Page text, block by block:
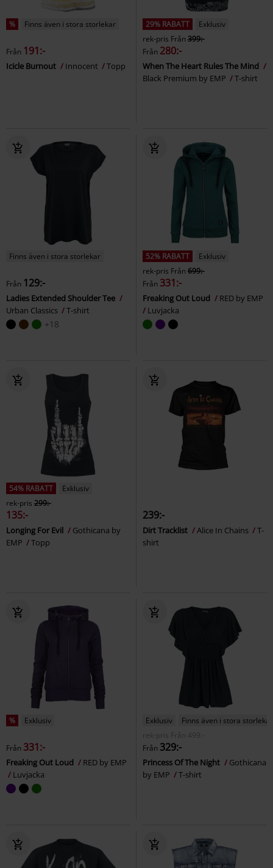
% Finns även i stora storlekar
Från 191:-
Icicle Burnout Innocent Topp
29% RABATT
Exklusiv
rek-pris Från399:-
Från 280:-
When The Heart Rules The Mind
Black Premium by EMP
T-shirt
Finns även i stora storlekar
Från 129:-
Ladies Extended Shoulder Tee
Urban Classics
T-shirt
+18
52% RABATT
Exklusiv
rek-pris Från699:-
Från 331:-
Freaking Out Loud
RED by EMP
Luvjacka
54% RABATT
Exklusiv
rek-pris 299:-
135:-
Longing For Evil
Gothicana by
EMP
Topp
239:-
Dirt Tracklist Alice In Chains
T-
shirt
% Exklusiv
Från 331:-
Freaking Out Loud
RED by EMP
Luvjacka
Exklusiv
Finns även i stora storlekar
rek-pris
Från
499:-
Från 329:-
Princess Of The Night
Gothicana
by EMP
T-shirt